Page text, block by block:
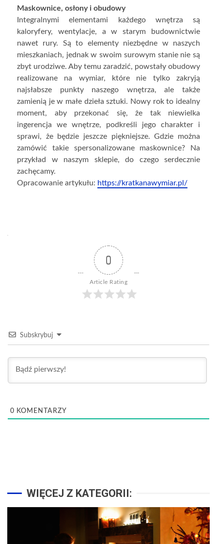
Maskownice, osłony i obudowy
Integralnymi elementami każdego wnętrza są
kaloryfery, wentylacje, a w starym budownictwie
nawet rury. Są to elementy niezbędne w naszych
mieszkaniach, jednak w swoim surowym stanie nie są
zbyt urodziwe. Aby temu zaradzić, powstały obudowy
realizowane na wymiar, które nie tylko zakryją
najsłabsze punkty naszego wnętrza, ale także
zamienią je w małe dzieła sztuki. Nowy rok to idealny
moment, aby przekonać się, że tak niewielka
ingerencja we wnętrze, podkreśli jego charakter i
sprawi, że będzie jeszcze piękniejsze. Gdzie można
zamówić takie spersonalizowane maskownice? Na
przykład
w naszym sklepie, do czego serdecznie
zachęcamy.
Opracowanie artykułu: https://kratkanawymiar.pl/
0
Article Rating
Subskrybuj
0 KOMENTARZY
WIĘCEJ Z KATEGORII: